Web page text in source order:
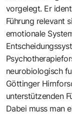
vorgelegt. Er
Führung relevant
emotionale
neurobiologisch
Göttinger
unterstützenden
Dabei muss man